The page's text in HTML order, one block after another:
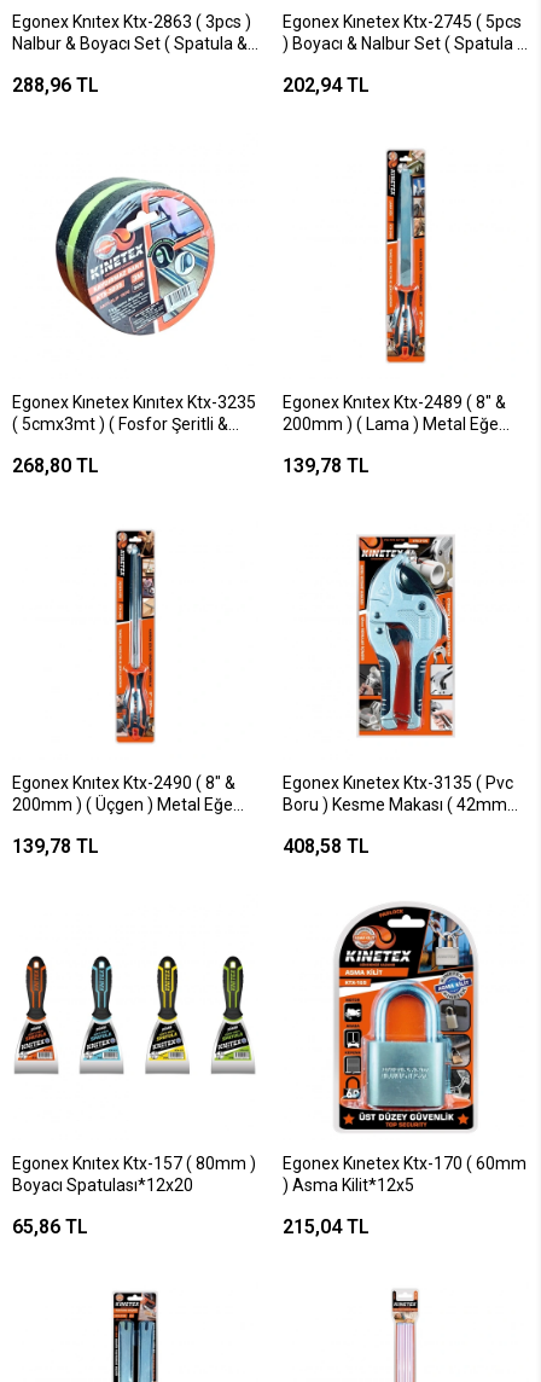
Egonex Knıtex Ktx-2863 ( 3pcs )
Nalbur & Boyacı Set ( Spatula &
20cm)*20
288,96 TL
Egonex Kınetex Ktx-2745 ( 5pcs
) Boyacı & Nalbur Set ( Spatula &
Bant & 10cm Fırça)*30
202,94 TL
Egonex Kınetex Kınıtex Ktx-3235
( 5cmx3mt ) ( Fosfor Şeritli &
Siyah Bant*72
268,80 TL
Egonex Knıtex Ktx-2489 ( 8" &
200mm ) ( Lama ) Metal Eğe
139,78 TL
Egonex Knıtex Ktx-2490 ( 8" &
200mm ) ( Üçgen ) Metal Eğe
139,78 TL
Egonex Kınetex Ktx-3135 ( Pvc
Boru ) Kesme Makası ( 42mm
Açma Sistemi )*60
408,58 TL
Egonex Knıtex Ktx-157 ( 80mm )
Boyacı Spatulası*12x20
65,86 TL
Egonex Kınetex Ktx-170 ( 60mm
) Asma Kilit*12x5
215,04 TL